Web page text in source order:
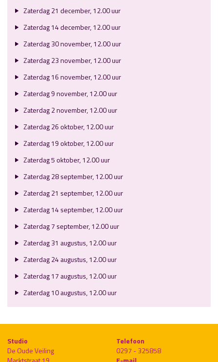
Zaterdag 21 december, 12.00 uur
Zaterdag 14 december, 12.00 uur
Zaterdag 30 november, 12.00 uur
Zaterdag 23 november, 12.00 uur
Zaterdag 16 november, 12.00 uur
Zaterdag 9 november, 12.00 uur
Zaterdag 2 november, 12.00 uur
Zaterdag 26 oktober, 12.00 uur
Zaterdag 19 oktober, 12.00 uur
Zaterdag 5 oktober, 12.00 uur
Zaterdag 28 september, 12.00 uur
Zaterdag 21 september, 12.00 uur
Zaterdag 14 september, 12.00 uur
Zaterdag 7 september, 12.00 uur
Zaterdag 31 augustus, 12.00 uur
Zaterdag 24 augustus, 12.00 uur
Zaterdag 17 augustus, 12.00 uur
Zaterdag 10 augustus, 12.00 uur
Studio
De Oude Veiling
Telefoon
0297 - 325858